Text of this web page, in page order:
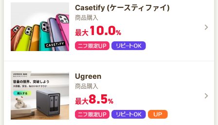
Casetify (ケースティファイ)
商品購入
最大10.0%
Ugreen
商品購入
最大8.5%